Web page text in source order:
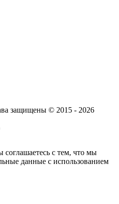
защищены © 2015 - 2026
с тем, что мы
данные с использованием